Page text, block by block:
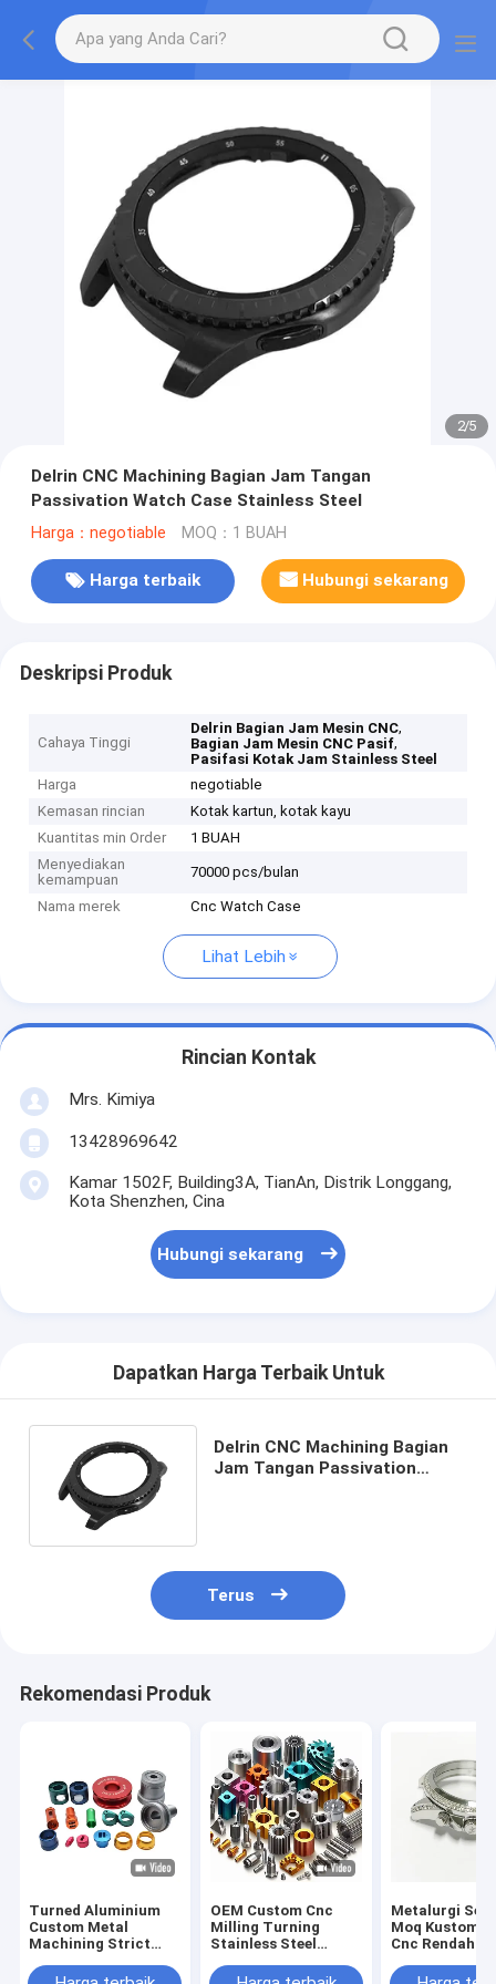
2/5
Delrin CNC Machining Bagian Jam Tangan
Passivation Watch Case Stainless Steel
Harga：negotiable MOQ：1 BUAH
Harga terbaik Hubungi sekarang
Deskripsi Produk
Cahaya Tinggi
Delrin Bagian Jam Mesin CNC,
Bagian Jam Mesin CNC Pasif,
Pasifasi Kotak Jam Stainless Steel
Harga
negotiable
Kemasan rincian
Kotak kartun, kotak kayu
Kuantitas min Order
1 BUAH
Menyediakan
kemampuan
70000 pcs/bulan
Nama merek Cnc Watch Case
Lihat Lebih
Rincian Kontak
Mrs. Kimiya
13428969642
Kamar 1502F, Building3A, TianAn, Distrik Longgang,
Kota Shenzhen, Cina
Hubungi sekarang
Dapatkan Harga Terbaik Untuk
Delrin CNC Machining Bagian
Jam Tangan Passivation
Terus
Rekomendasi Produk
Turned Aluminium
Custom Metal
Machining Strict
Machine Spare Parts
OEM Custom Cnc
Milling Turning
Stainless Steel
Metal Parts 5 Axis
Metalurgi
Moq Kustom
Cnc Rendah 10
Menonton